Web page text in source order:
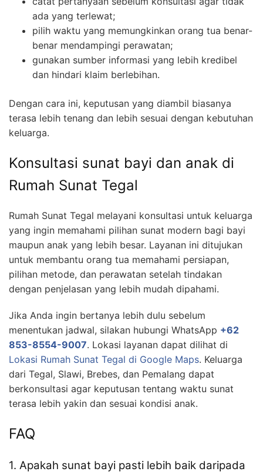
ada yang terlewat;
pilih waktu yang memungkinkan orang tua benar-
benar mendampingi perawatan;
gunakan sumber informasi yang lebih kredibel
dan hindari klaim berlebihan.
Dengan cara ini, keputusan yang diambil biasanya
terasa lebih tenang dan lebih sesuai dengan kebutuhan
keluarga.
Konsultasi sunat bayi dan anak di
Rumah Sunat Tegal
Rumah Sunat Tegal melayani konsultasi untuk keluarga
yang ingin memahami pilihan sunat modern bagi bayi
maupun anak yang lebih besar. Layanan ini ditujukan
untuk membantu orang tua memahami persiapan,
pilihan metode, dan perawatan setelah tindakan
dengan penjelasan yang lebih mudah dipahami.
Jika Anda ingin bertanya lebih dulu sebelum
menentukan jadwal, silakan hubungi WhatsApp +62
853-8554-9007. Lokasi layanan dapat dilihat di
Lokasi Rumah Sunat Tegal di Google Maps. Keluarga
dari Tegal, Slawi, Brebes, dan Pemalang dapat
berkonsultasi agar keputusan tentang waktu sunat
terasa lebih yakin dan sesuai kondisi anak.
FAQ
1. Apakah sunat bayi pasti lebih baik daripada